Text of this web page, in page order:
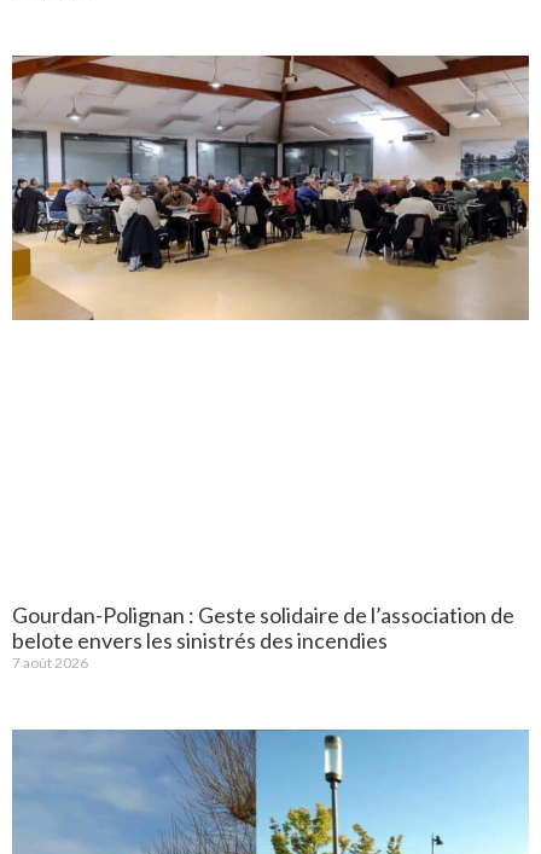
Gourdan-Polignan : Geste solidaire de l’association de
belote envers les sinistrés des incendies
7 août 2026